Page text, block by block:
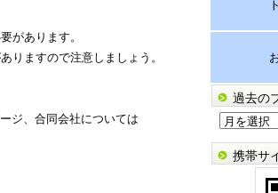
あります。
ますので注意しましょう。
ージ、合同会社については
過去の
去
の
携帯サ